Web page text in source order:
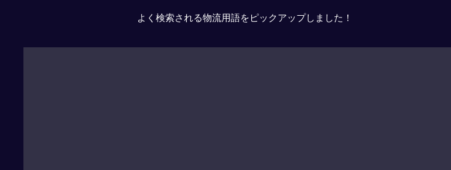
よく検索される物流用語をピックアップしました！